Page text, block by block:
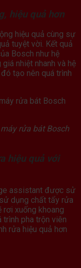
hiệu quả hơn
hiệu quả cùng sự
tuyệt vời. Kết quả
Bosch như hệ
nhiệt nhanh và hệ
tạo nên quá trình
rửa bát Bosch
hiệu quả với
assistant được sử
dụng chất tẩy rửa
rơi xuống khoang
pha trộn viên
rửa hiệu quả hơn